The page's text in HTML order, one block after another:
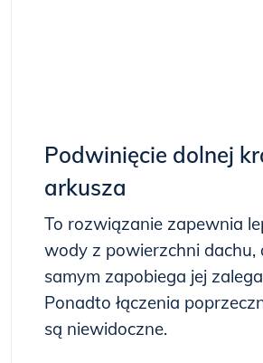
Podwinięcie dolnej
arkusza
To rozwiązanie zapewnia
wody z powierzchni dachu,
samym zapobiega jej
Ponadto łączenia
są niewidoczne.